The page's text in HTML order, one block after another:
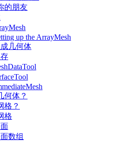
的朋友
up the ArrayMesh
几何体
何体？
格？
格
数组